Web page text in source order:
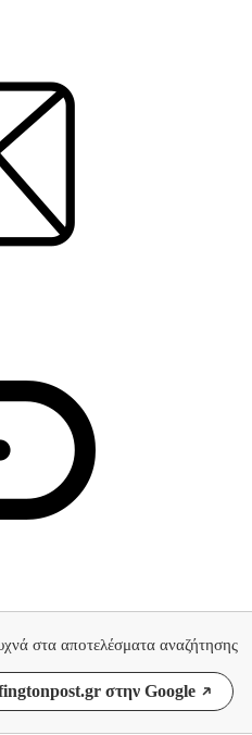
στα αποτελέσματα αναζήτησης
στην Google